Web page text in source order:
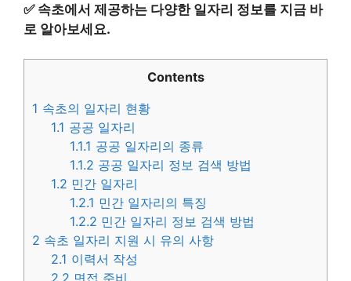
✅ 속초에서 제공하는 다양한 일자리 정보를 지금 바
로 알아보세요.
Contents
1 속초의 일자리 현황
1.1 공공 일자리
1.1.1 공공 일자리의 종류
1.1.2 공공 일자리 정보 검색 방법
1.2 민간 일자리
1.2.1 민간 일자리의 특징
1.2.2 민간 일자리 정보 검색 방법
2 속초 일자리 지원 시 유의 사항
2.1 이력서 작성